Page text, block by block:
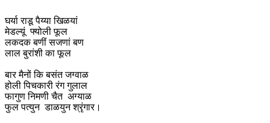
घर्या राडू पैय्या खिळयां
मेडल्यूं फ्योली फूल
लकदक बणीं सजणां बण
लाल बुरांशी का फूल
बार मैनों कि बसंत जग्वाळ
होली पिचकारी रंग गुलाल
फागुण निमणी चैत अग्याळ
फुल पत्युन डाळयुन श्रृंगार।